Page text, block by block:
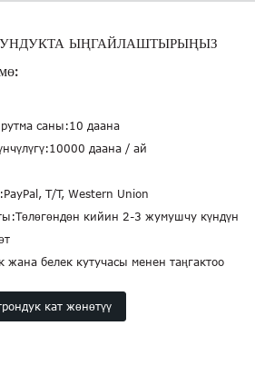
ЫҢГАЙЛАШТЫРЫҢЫЗ
саны:10 даана
10000 даана / ай
PayPal, T/T, Western Union
Төлөгөндөн кийин 2-3 жумушчу күндүн
жана белек кутучасы менен таңгактоо
кат жөнөтүү